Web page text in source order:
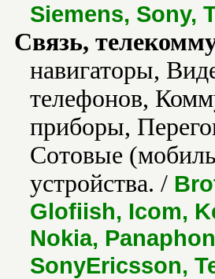
Siemens, Sony,
Связь,
навигаторы,
телефонов,
приборы,
Сотовые
устройства. /
Glofiish, Icom,
Nokia,
SonyEricsson,